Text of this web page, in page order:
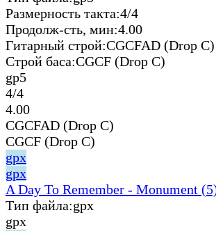
Размерность такта:4/4
Продолж-сть, мин:4.00
Гитарный строй:CGCFAD (Drop C)
Строй баса:CGCF (Drop C)
gp5
4/4
4.00
CGCFAD (Drop C)
CGCF (Drop C)
gpx
gpx
A Day To Remember - Monument
Тип файла:gpx
gpx